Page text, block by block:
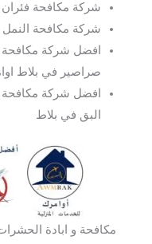
شركة مكافحة
شركة مكافحة النمل
افضل شركة
صراصير في بلاط
افضل شركة
البق في بلاط
مكافحة و ابادة